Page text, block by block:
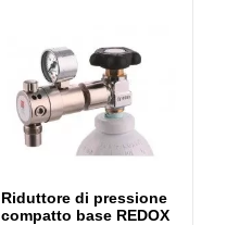
Riduttore di pressione
compatto base REDOX